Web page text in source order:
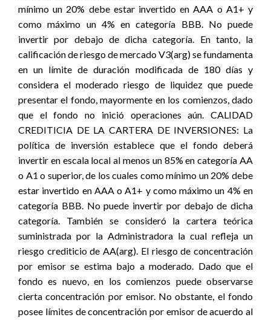
mínimo un 20% debe estar invertido en AAA o A1+ y
como máximo un 4% en categoría BBB. No puede
invertir por debajo de dicha categoría. En tanto, la
calificación de riesgo de mercado V3(arg) se fundamenta
en un límite de duración modificada de 180 días y
considera el moderado riesgo de liquidez que puede
presentar el fondo, mayormente en los comienzos, dado
que el fondo no inició operaciones aún. CALIDAD
CREDITICIA DE LA CARTERA DE INVERSIONES: La
política de inversión establece que el fondo deberá
invertir en escala local al menos un 85% en categoría AA
o A1 o superior, de los cuales como mínimo un 20% debe
estar invertido en AAA o A1+ y como máximo un 4% en
categoría BBB. No puede invertir por debajo de dicha
categoría. También se consideró la cartera teórica
suministrada por la Administradora la cual refleja un
riesgo crediticio de AA(arg). El riesgo de concentración
por emisor se estima bajo a moderado. Dado que el
fondo es nuevo, en los comienzos puede observarse
cierta concentración por emisor. No obstante, el fondo
posee límites de concentración por emisor de acuerdo al